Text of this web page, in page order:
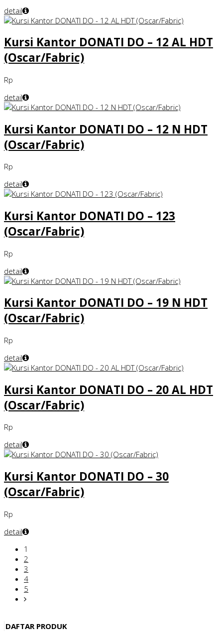
detail
Kursi Kantor DONATI DO – 12 AL HDT
(Oscar/Fabric)
Rp
detail
Kursi Kantor DONATI DO – 12 N HDT
(Oscar/Fabric)
Rp
detail
Kursi Kantor DONATI DO – 123
(Oscar/Fabric)
Rp
detail
Kursi Kantor DONATI DO – 19 N HDT
(Oscar/Fabric)
Rp
detail
Kursi Kantor DONATI DO – 20 AL HDT
(Oscar/Fabric)
Rp
detail
Kursi Kantor DONATI DO – 30
(Oscar/Fabric)
Rp
detail
1
2
3
4
5
DAFTAR PRODUK